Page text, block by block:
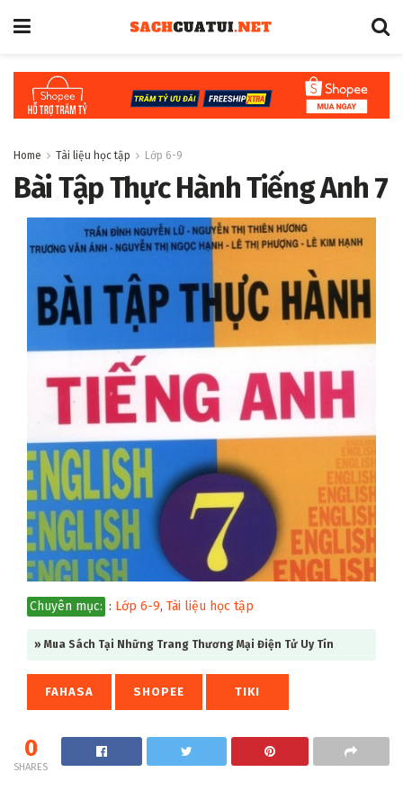
Home Tài liệu học tập Lớp 6-9
Bài Tập Thực Hành Tiếng Anh 7
Chuyên mục: : Lớp 6-9, Tài liệu học tập
» Mua Sách Tại Những Trang Thương Mại Điện Tử Uy Tín
FAHASA SHOPEE TIKI
0
SHARES